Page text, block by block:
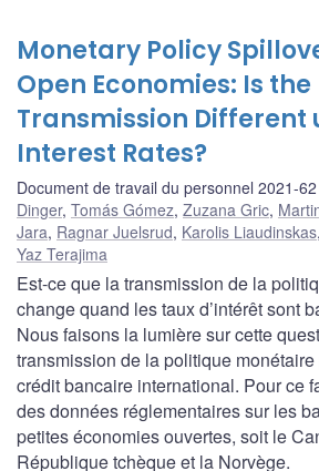
Monetary Policy
Open Economies: Is the
Transmission Different
Interest Rates?
Document de travail du personnel 2021-62
Dinger, Tomás Gómez, Zuzana Gric,
Jara, Ragnar Juelsrud, Karolis Liaudinskas,
Yaz Terajima
Est-ce que la transmission de la
change quand les taux d’intérêt sont
Nous faisons la lumière sur cette
transmission de la politique
crédit bancaire international. Pour ce
des données réglementaires sur les
petites économies ouvertes, soit le
République tchèque et la Norvège.